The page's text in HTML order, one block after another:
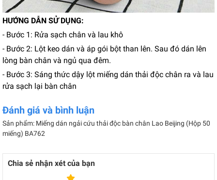
HƯỚNG DẪN SỬ DỤNG:
- Bước 1: Rửa sạch chân và lau khô
- Bước 2: Lột keo dán và áp gói bột than lên. Sau đó dán lên
lòng bàn chân và ngủ qua đêm.
- Bước 3: Sáng thức dậy lột miếng dán thải độc chân ra và lau
rửa sạch lại bàn chân
Đánh giá và bình luận
Sản phẩm: Miếng dán ngải cứu thải độc bàn chân Lao Beijing (Hộp 50
miếng) BA762
Chia sẻ nhận xét của bạn